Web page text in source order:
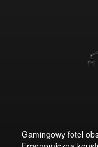
Gamingowy fotel